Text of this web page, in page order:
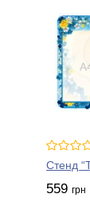
Стенд
559 грн